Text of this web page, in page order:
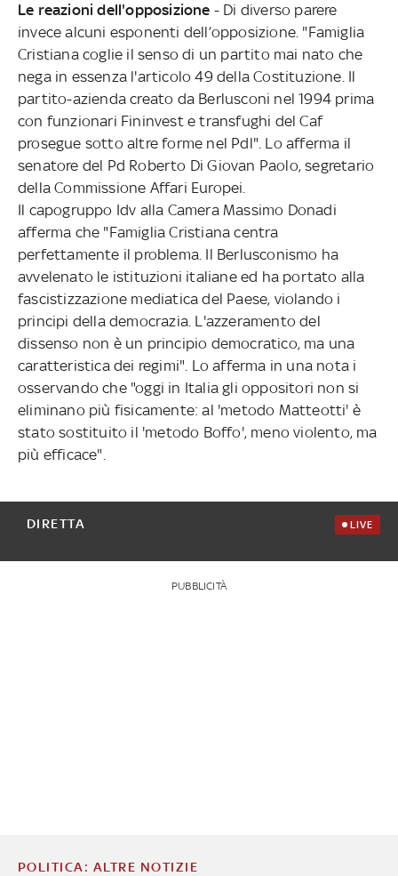
Le reazioni dell'opposizione - Di diverso parere
invece alcuni esponenti dell’opposizione. "Famiglia
Cristiana coglie il senso di un partito mai nato che
nega in essenza l'articolo 49 della Costituzione. Il
partito-azienda creato da Berlusconi nel 1994 prima
con funzionari Fininvest e transfughi del Caf
prosegue sotto altre forme nel Pdl". Lo afferma il
senatore del Pd Roberto Di Giovan Paolo, segretario
della Commissione Affari Europei.
Il capogruppo Idv alla Camera Massimo Donadi
afferma che "Famiglia Cristiana centra
perfettamente il problema. Il Berlusconismo ha
avvelenato le istituzioni italiane ed ha portato alla
fascistizzazione mediatica del Paese, violando i
principi della democrazia. L'azzeramento del
dissenso non è un principio democratico, ma una
caratteristica dei regimi". Lo afferma in una nota i
osservando che "oggi in Italia gli oppositori non si
eliminano più fisicamente: al 'metodo Matteotti' è
stato sostituito il 'metodo Boffo', meno violento, ma
più efficace".
DIRETTA LIVE
PUBBLICITÀ
POLITICA: ALTRE NOTIZIE